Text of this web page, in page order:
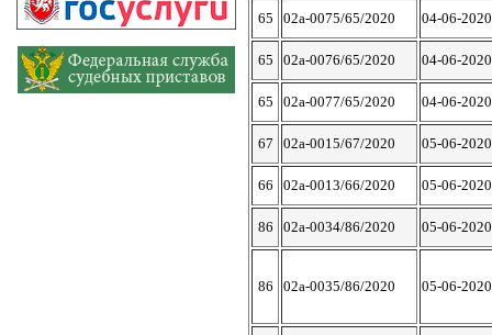
65 02а-0075/65/2020 04-06-2020
65 02а-0076/65/2020 04-06-2020
65 02а-0077/65/2020 04-06-2020
67 02а-0015/67/2020 05-06-2020
66 02а-0013/66/2020 05-06-2020
86 02а-0034/86/2020 05-06-2020
86 02а-0035/86/2020 05-06-2020